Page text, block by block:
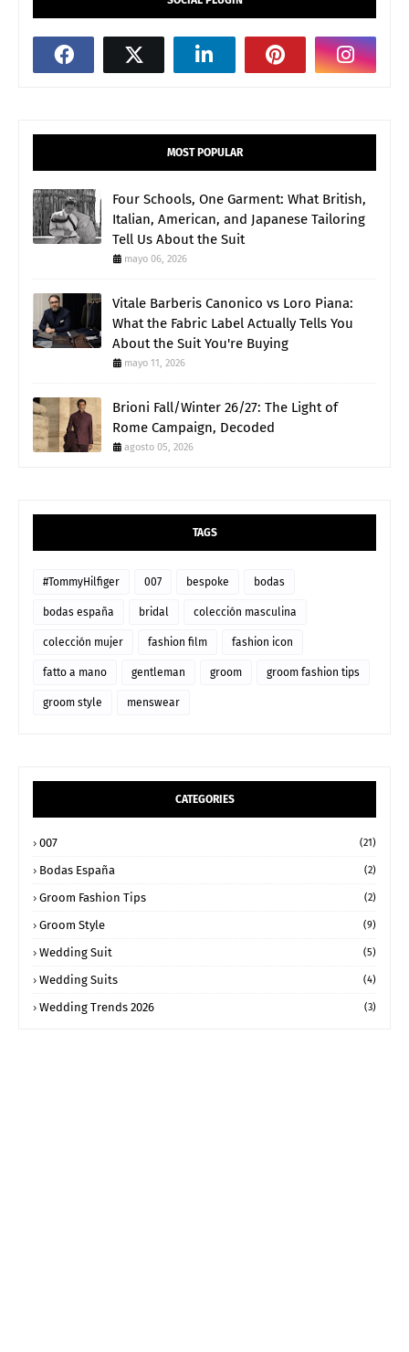
MOST POPULAR
Four Schools, One Garment: What British,
Italian, American, and Japanese Tailoring
Tell Us About the Suit
mayo 06, 2026
Vitale Barberis Canonico vs Loro Piana:
What the Fabric Label Actually Tells You
About the Suit You're Buying
mayo 11, 2026
Brioni Fall/Winter 26/27: The Light of
Rome Campaign, Decoded
agosto 05, 2026
TAGS
#TommyHilfiger 007 bespoke bodas
bodas españa bridal colección masculina
colección mujer fashion film fashion icon
fatto a mano gentleman groom groom fashion tips
groom style menswear
CATEGORIES
007 (21)
Bodas España (2)
Groom Fashion Tips (2)
Groom Style (9)
Wedding Suit (5)
Wedding Suits (4)
Wedding Trends 2026 (3)